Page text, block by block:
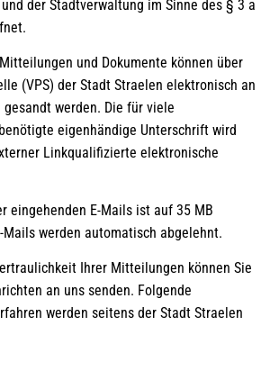
der Stadtverwaltung im Sinne des § 3 a
und Dokumente können über
(VPS) der Stadt Straelen elektronisch an
werden. Die für viele
eigenhändige Unterschrift wird
Linkqualifizierte elektronische
eingehenden E-Mails ist auf 35 MB
Mails werden automatisch abgelehnt.
Ihrer Mitteilungen können Sie
an uns senden. Folgende
werden seitens der Stadt Straelen